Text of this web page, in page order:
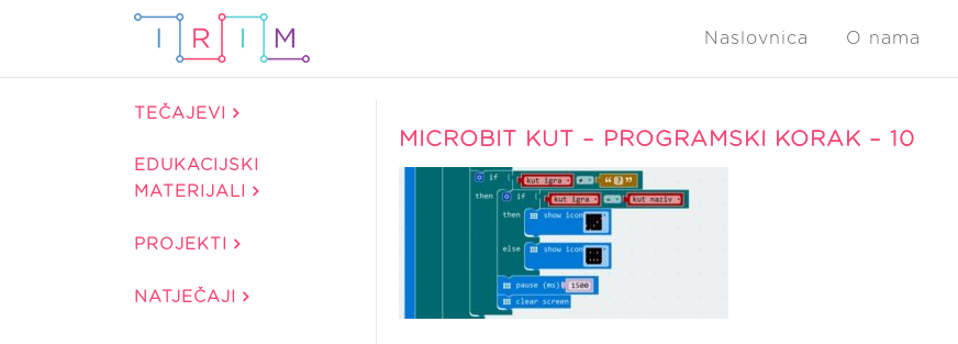
Naslovnica O nama
TEČAJEVI
EDUKACIJSKI
MATERIJALI
PROJEKTI
NATJEČAJI
MICROBIT KUT – PROGRAMSKI KORAK – 10